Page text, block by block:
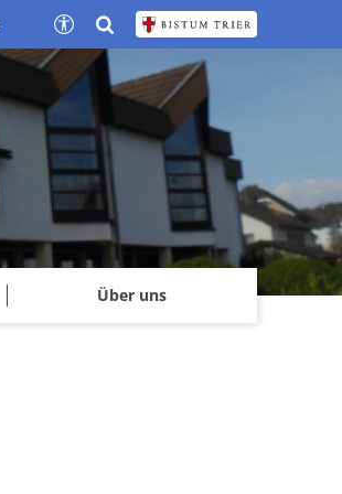
Über uns